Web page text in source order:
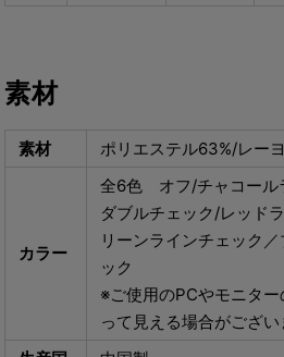
素材
素材 ポリエステル63%/レー
カラー
全6色 オフ/チャコール
ダブルチェック/レッド
リーンラインチェック
ック
※ご使用のPCやモニタ
って見える場合がござい